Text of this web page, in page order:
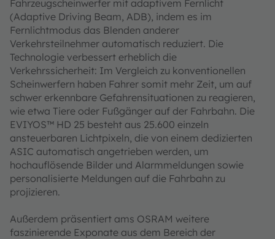
Fahrzeugscheinwerfer mit adaptivem Fernlicht
(Adaptive Driving Beam, ADB), indem es im
Fernlichtmodus das Blenden anderer
Verkehrsteilnehmer automatisch reduziert. Die
Technologie verbessert erheblich die
Verkehrssicherheit: Im Vergleich zu konventionellen
Scheinwerfern haben Fahrer somit mehr Zeit, um auf
schwer erkennbare Gefahrensituationen zu reagieren,
wie etwa Tiere oder Fußgänger auf der Fahrbahn. Die
EVIYOS™ HD 25 besteht aus 25.600 einzeln
ansteuerbaren Lichtpixeln, die von einem dedizierten
ASIC automatisch angetrieben werden, um
hochauflösende Bilder und Alarmmeldungen sowie
personalisierte Meldungen auf die Fahrbahn zu
projizieren.
Außerdem präsentiert ams OSRAM weitere
faszinierende Exponate aus dem Bereich der